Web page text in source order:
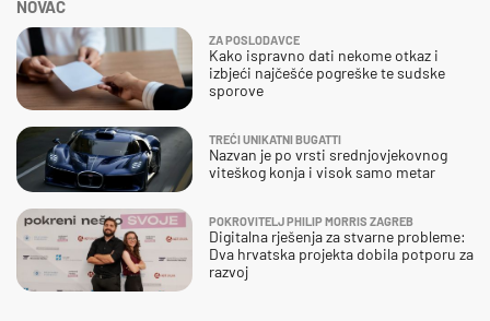
NOVAC
ZA POSLODAVCE
Kako ispravno dati nekome otkaz i
izbjeći najčešće pogreške te sudske
sporove
TREĆI UNIKATNI BUGATTI
Nazvan je po vrsti srednjovjekovnog
viteškog konja i visok samo metar
POKROVITELJ PHILIP MORRIS ZAGREB
Digitalna rješenja za stvarne probleme:
Dva hrvatska projekta dobila potporu za
razvoj